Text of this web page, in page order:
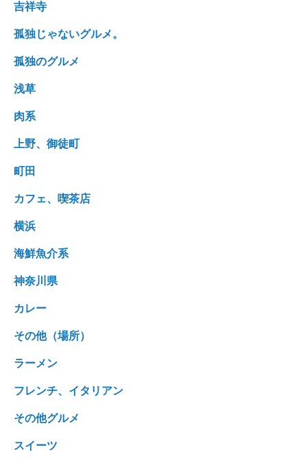
吉祥寺
孤独じゃないグルメ。
孤独のグルメ
浅草
肉系
上野、御徒町
町田
カフェ、喫茶店
横浜
海鮮魚介系
神奈川県
カレー
その他（場所）
ラーメン
フレンチ、イタリアン
その他グルメ
スイーツ